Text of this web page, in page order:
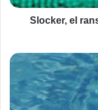
Slocker, el
El
primo
de
Arquímedes